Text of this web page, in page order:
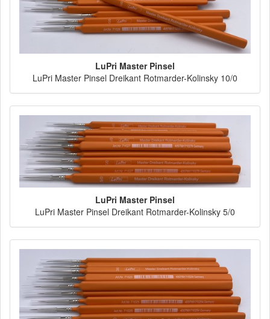
LuPri Master Pinsel
LuPri Master Pinsel Dreikant Rotmarder-Kolinsky 10/0
LuPri Master Pinsel
LuPri Master Pinsel Dreikant Rotmarder-Kolinsky 5/0